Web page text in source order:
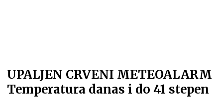
UPALJEN CRVENI METEOALARM
Temperatura danas i do 41 stepen